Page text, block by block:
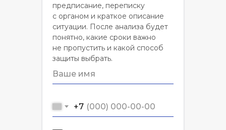
предписание, переписку
с органом и краткое описание
ситуации. После анализа будет
понятно, какие сроки важно
не пропустить и какой способ
защиты выбрать.
+7